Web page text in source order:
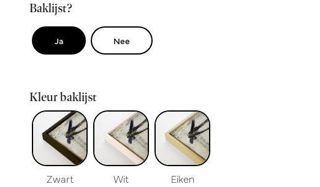
Baklijst?
Ja Nee
Kleur baklijst
Zwart Wit Eiken